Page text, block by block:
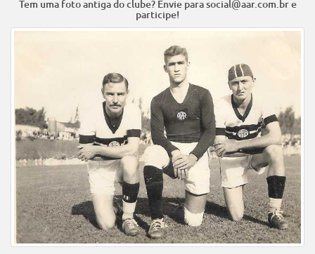
Tem uma foto antiga do clube? Envie para social@aar.com.br e
participe!